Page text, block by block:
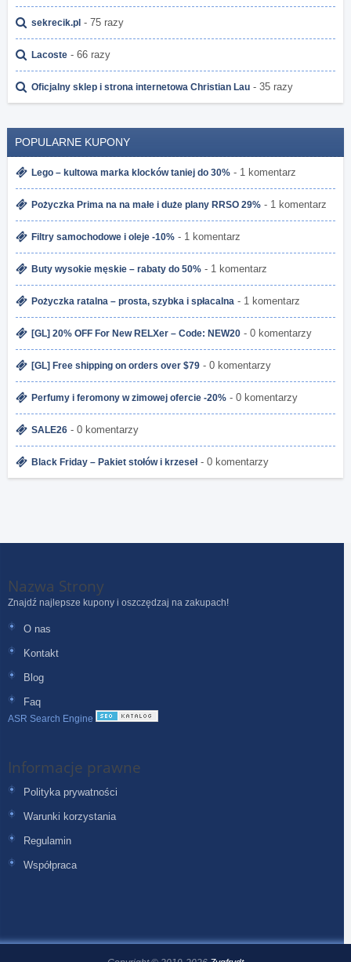
sekrecik.pl - 75 razy
Lacoste - 66 razy
Oficjalny sklep i strona internetowa Christian Lau - 35 razy
POPULARNE KUPONY
Lego – kultowa marka klocków taniej do 30% - 1 komentarz
Pożyczka Prima na na małe i duże plany RRSO 29% - 1 komentarz
Filtry samochodowe i oleje -10% - 1 komentarz
Buty wysokie męskie – rabaty do 50% - 1 komentarz
Pożyczka ratalna – prosta, szybka i spłacalna - 1 komentarz
[GL] 20% OFF For New RELXer – Code: NEW20 - 0 komentarzy
[GL] Free shipping on orders over $79 - 0 komentarzy
Perfumy i feromony w zimowej ofercie -20% - 0 komentarzy
SALE26 - 0 komentarzy
Black Friday – Pakiet stołów i krzeseł- 0 komentarzy
Nazwa Strony
Znajdź najlepsze kupony i oszczędzaj na zakupach!
O nas
Kontakt
Blog
Faq
ASR Search Engine
Informacje prawne
Polityka prywatności
Warunki korzystania
Regulamin
Współpraca